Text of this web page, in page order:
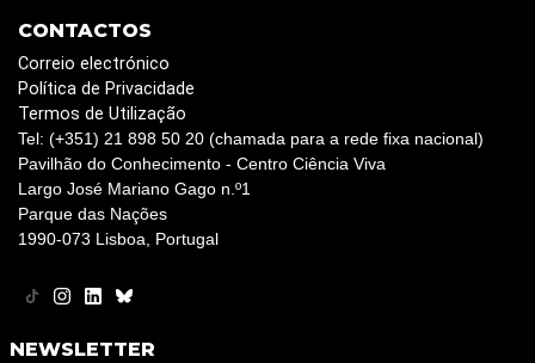
CONTACTOS
Correio electrónico
Política de Privacidade
Termos de Utilização
Tel: (+351) 21 898 50 20 (chamada para a rede fixa nacional)
Pavilhão do Conhecimento - Centro Ciência Viva
Largo José Mariano Gago n.º1
Parque das Nações
1990-073 Lisboa, Portugal
NEWSLETTER